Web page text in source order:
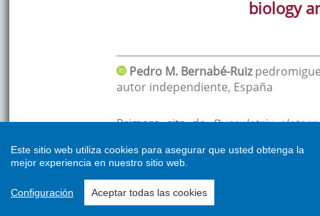
Este sitio web utiliza cookies para asegurar que usted obtenga la
mejor experiencia en nuestro sitio web.
Configuración Aceptar todas las cookies